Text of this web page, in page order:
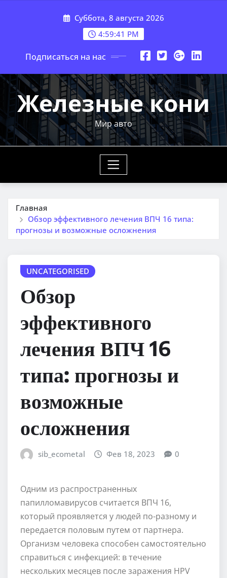
Суббота, 8 августа 2026
4:59:42 PM
Подписаться на нас
Железные кони
Мир авто
Главная
Обзор эффективного лечения ВПЧ 16 типа:
прогнозы и возможные осложнения
UNCATEGORISED
Обзор
эффективного
лечения ВПЧ 16
типа: прогнозы и
возможные
осложнения
sib_ecometal Фев 18, 2023 0
Одним из распространенных
папилломавирусов считается ВПЧ 16,
который проявляется у людей по-разному и
передается половым путем от партнера.
Организм человека способен самостоятельно
справиться с инфекцией: в течение
нескольких месяцев после заражения HPV